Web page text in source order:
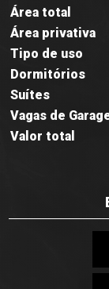
Área total
Área privativa
Tipo de uso
Dormitórios
Suítes
Vagas de
Valor total